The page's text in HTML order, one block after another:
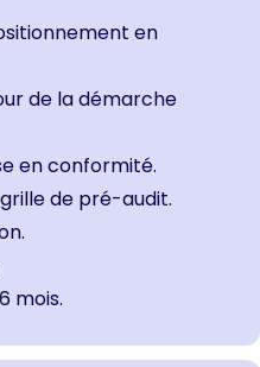
en
de la démarche
en conformité.
de pré-audit.
mois.